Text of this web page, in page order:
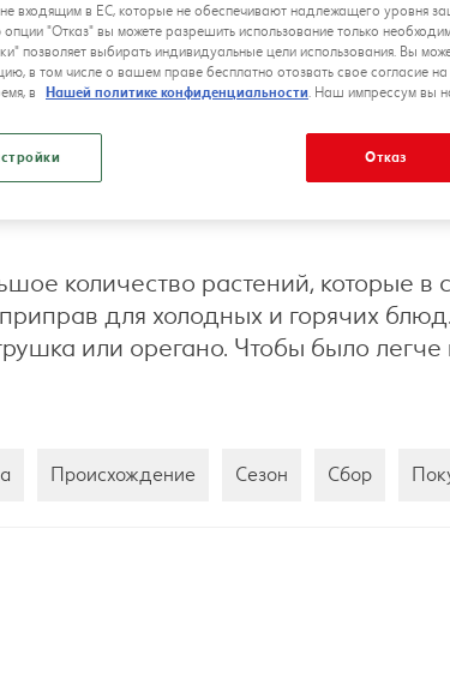
количество растений, которые в
для холодных и горячих
или орегано. Чтобы было
Происхождение Сезон Сбор
входящим в ЕС, которые не обеспечивают надлежащего уровня
"Отказ" вы можете разрешить использование только
позволяет выбирать индивидуальные цели использования. Вы
в том числе о вашем праве бесплатно отозвать свое согласие
в
Нашей политике конфиденциальности. Наш импрессум вы
Отказ